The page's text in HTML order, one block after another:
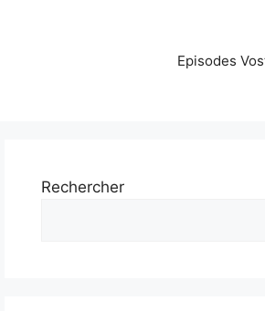
Episodes
Rechercher